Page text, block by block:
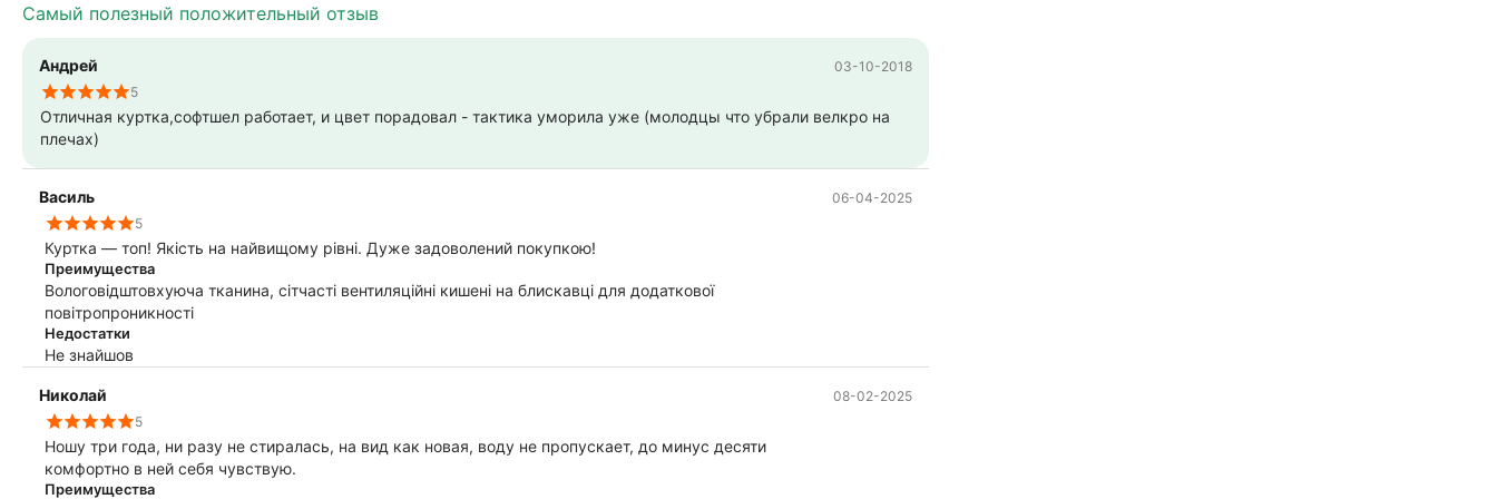
Самый полезный положительный отзыв
Андрей
03-10-2018
5
Отличная куртка,софтшел работает, и цвет порадовал - тактика уморила уже (молодцы что убрали велкро на
плечах)
Василь
06-04-2025
5
Куртка — топ! Якість на найвищому рівні. Дуже задоволений покупкою!
Преимущества
Вологовідштовхуюча тканина, сітчасті вентиляційні кишені на блискавці для додаткової
повітропроникності
Недостатки
Не знайшов
Николай
08-02-2025
5
Ношу три года, ни разу не стиралась, на вид как новая, воду не пропускает, до минус десяти
комфортно в ней себя чувствую.
Преимущества